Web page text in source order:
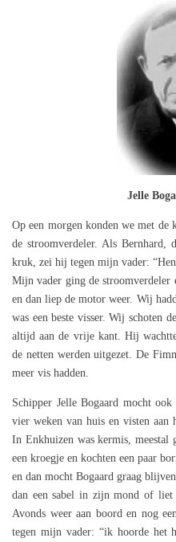
Jelle
Op een morgen konden we met de
de stroomverdeler. Als Bernhard,
kruk, zei hij tegen mijn vader:
Mijn vader ging de stroomverdeler
en dan liep de motor weer. Wij
was een beste visser. Wij schoten
altijd aan de vrije kant. Hij
de netten werden uitgezet. De
meer vis hadden.
Schipper Jelle Bogaard mocht
vier weken van huis en visten aan
In Enkhuizen was kermis, meestal
een kroegje en kochten een paar
en dan mocht Bogaard graag
dan een sabel in zijn mond of liet
Avonds weer aan boord en nog
tegen mijn vader: “ik hoorde het